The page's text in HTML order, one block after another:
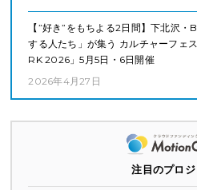
【”好き”をもちよる2日間】下北沢
する人たち」が集う カルチャーフェ
RK 2026」5月5日・6日開催
2026年4月27日
注目のプロジ